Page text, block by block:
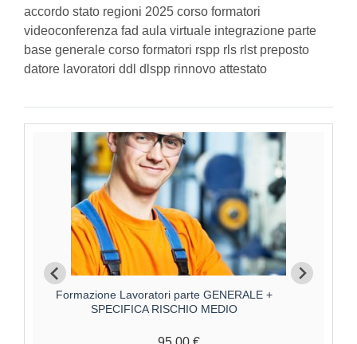
accordo stato regioni 2025 corso formatori
videoconferenza fad aula virtuale integrazione parte
base generale corso formatori rspp rls rlst preposto
datore lavoratori ddl dlspp rinnovo attestato
Formazione Lavoratori parte GENERALE +
SPECIFICA RISCHIO MEDIO